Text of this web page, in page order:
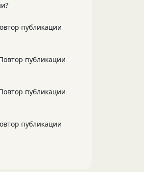
публикации
публикации
публикации
публикации